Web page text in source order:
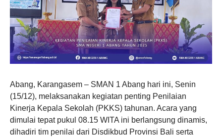
Abang, Karangasem – SMAN 1 Abang hari ini, Senin
(15/12), melaksanakan kegiatan penting Penilaian
Kinerja Kepala Sekolah (PKKS) tahunan. Acara yang
dimulai tepat pukul 08.15 WITA ini berlangsung dinamis,
dihadiri tim penilai dari Disdikbud Provinsi Bali serta